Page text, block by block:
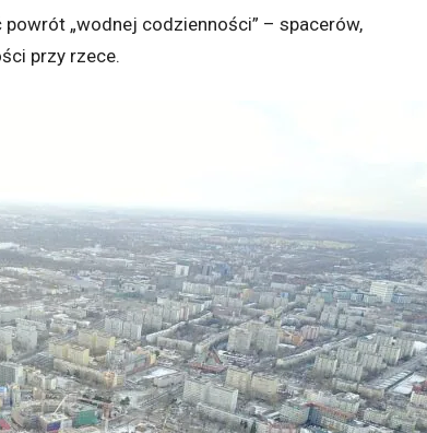
„wodnej codzienności” – spacerów,
przy rzece.